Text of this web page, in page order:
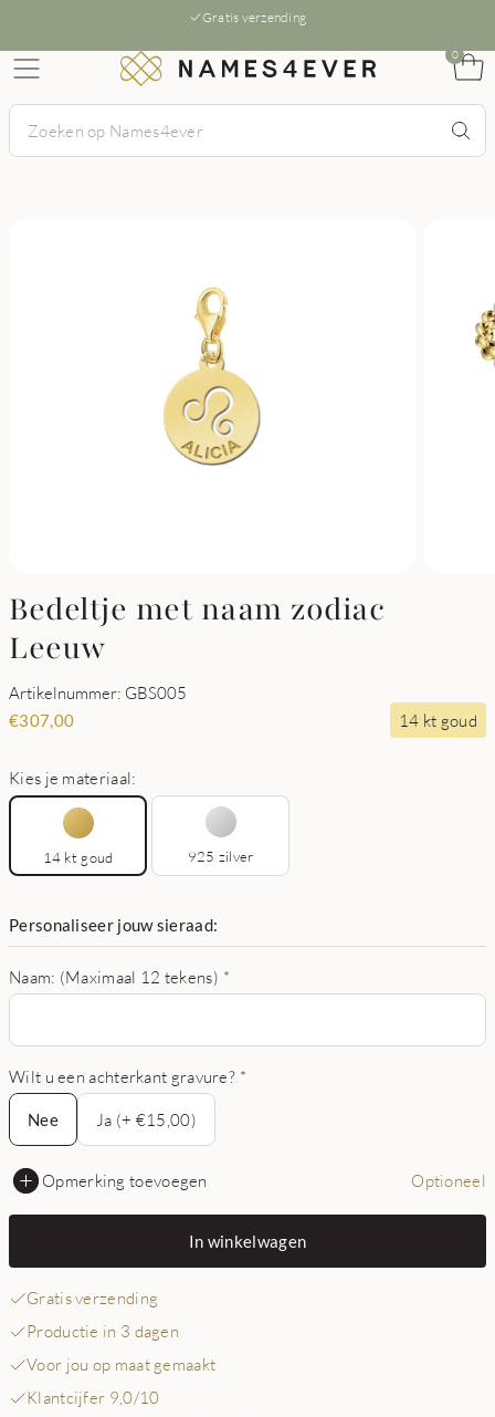
Gratis verzending
0
Bedeltje met naam zodiac
Leeuw
Artikelnummer: GBS005
€307,00 14 kt goud
Kies je materiaal:
14 kt goud 925 zilver
Personaliseer jouw sieraad:
Naam: (Maximaal 12 tekens) *
Wilt u een achterkant gravure? *
Nee
Nee
Ja (+ €15,00)
Opmerking toevoegen Optioneel
In winkelwagen
Gratis verzending
Productie in 3 dagen
Voor jou op maat gemaakt
Klantcijfer 9,0/10